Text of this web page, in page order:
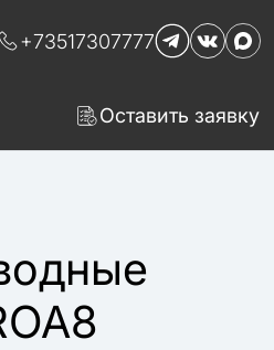
+73517307777
Оставить заявку